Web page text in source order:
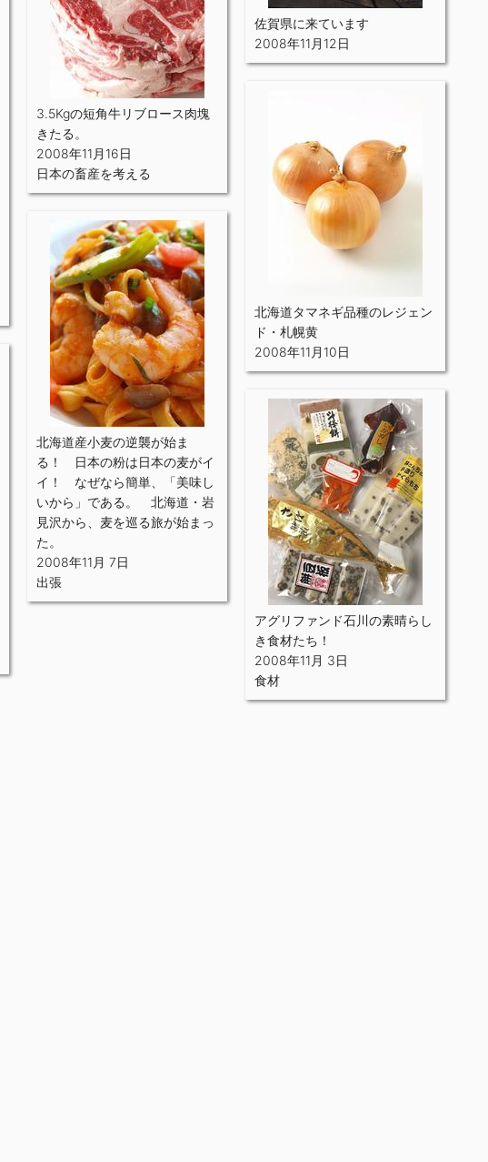
3.5Kgの短角牛リブロース肉塊
きたる。
2008年11月16日
日本の畜産を考える
佐賀県に来ています
2008年11月12日
北海道タマネギ品種のレジェン
ド・札幌黄
2008年11月10日
北海道産小麦の逆襲が始ま
る！ 日本の粉は日本の麦がイ
イ！ なぜなら簡単、「美味し
いから」である。 北海道・岩
見沢から、麦を巡る旅が始まっ
た。
2008年11月 7日
出張
アグリファンド石川の素晴らし
き食材たち！
2008年11月 3日
食材